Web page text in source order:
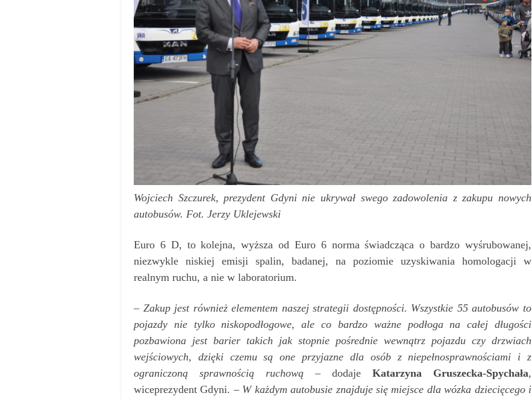
Wojciech Szczurek, prezydent Gdyni nie ukrywał swego zadowolenia z zakupu nowych
autobusów. Fot. Jerzy Uklejewski
Euro 6 D, to kolejna, wyższa od Euro 6 norma świadcząca o bardzo wyśrubowanej,
niezwykle niskiej emisji spalin, badanej, na poziomie uzyskiwania homologacji w
realnym ruchu, a nie w laboratorium.
– Zakup jest również elementem naszej strategii dostępności. Wszystkie 55 autobusów to
pojazdy nie tylko niskopodłogowe, ale co bardzo ważne podłoga na całej długości
pozbawiona jest barier takich jak stopnie pośrednie wewnątrz pojazdu czy drzwiach
wejściowych, dzięki czemu są one przyjazne dla osób z niepełnosprawnościami i z
ograniczoną sprawnością ruchową – dodaje Katarzyna Gruszecka-Spychała,
wiceprezydent Gdyni. – W każdym autobusie znajduje się miejsce dla wózka dziecięcego i